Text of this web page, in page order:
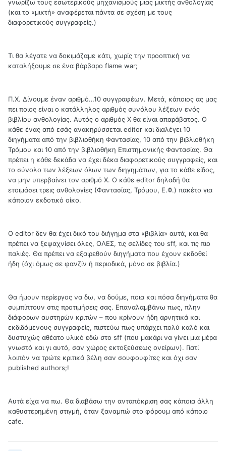
γνωρίζω τους εσωτερικούς μηχανισμούς μιας μικτής ανθολογίας
(και το «μικτή» αναφέρεται πάντα σε σχέση με τους
διαφορετικούς συγγραφείς.)
Τι θα λέγατε να δοκιμάζαμε κάτι, χωρίς την προοπτική να
καταλήξουμε σε ένα βάρβαρο flame war;
Π.Χ. Δίνουμε έναν αριθμό…10 συγγραφέων. Μετά, κάποιος ας μας
πει ποιος είναι ο κατάλληλος αριθμός συνόλου λέξεων ενός
βιβλίου ανθολογίας. Αυτός ο αριθμός Χ θα είναι απαράβατος. Ο
κάθε ένας από εσάς ανακηρύσσεται editor και διαλέγει 10
διηγήματα από την βιβλιοθήκη Φαντασίας, 10 από την βιβλιοθήκη
Τρόμου και 10 από την βιβλιοθήκη Επιστημονικής Φαντασίας. Θα
πρέπει η κάθε δεκάδα να έχει δέκα διαφορετικούς συγγραφείς, και
το σύνολο των λέξεων όλων των διηγημάτων, για το κάθε είδος,
να μην υπερβαίνει τον αριθμό Χ. Ο κάθε editor δηλαδή θα
ετοιμάσει τρεις ανθολογίες (Φαντασίας, Τρόμου, Ε.Φ.) πακέτο για
κάποιον εκδοτικό οίκο.
Ο editor δεν θα έχει δικό του διήγημα στα «βιβλία» αυτά, και θα
πρέπει να ξεψαχνίσει όλες, ΟΛΕΣ, τις σελίδες του sff, και τις πιο
παλιές. Θα πρέπει να εξαιρεθούν διηγήματα που έχουν εκδοθεί
ήδη (όχι όμως σε φανζίν ή περιοδικά, μόνο σε βιβλία.)
Θα ήμουν περίεργος να δω, να δούμε, ποια και πόσα διηγήματα θα
συμπίπτουν στις προτιμήσεις σας. Επαναλαμβάνω πως, πλην
διάφορων αυστηρών κριτών – που κρίνουν ήδη αρνητικά και
εκδιδόμενους συγγραφείς, πιστεύω πως υπάρχει πολύ καλό και
δυστυχώς αθέατο υλικό εδώ στο sff (που μακάρι να γίνει μια μέρα
γνωστό και γι αυτό, σαν χώρος εκτοξεύσεως ονείρων). Γιατί
λοιπόν να τρώτε κριτικά βέλη σαν σουφουφίτες και όχι σαν
published authors;!
Αυτά είχα να πω. Θα διαβάσω την ανταπόκριση σας κάποια άλλη
καθυστερημένη στιγμή, όταν ξαναμπώ στο φόρουμ από κάποιο
cafe.